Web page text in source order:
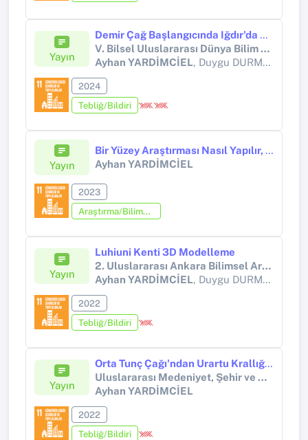
Yayın
Demir Çağ Başlangıcında Iğdır'da Yerleşim Modeli
V. Bilsel Uluslararası Dünya Bilim ve Araştırma Kongresi
Ayhan YARDİMCİEL, Duygu DURMUŞ
2024
Tebliğ/Bildiri
Yayın
Bir Yüzey Araştırması Nasıl Yapılır, Ağrı Iğdır Bölgesi Örneği
Ayhan YARDİMCİEL
2023
Araştırma/Bilimsel Kitap (Tez Hariç)
Yayın
Luhiuni Kenti 3D Modelleme
2. Uluslararası Ankara Bilimsel Araştırmalar ve İnovasyon Kongresi
Ayhan YARDİMCİEL, Duygu DURMUŞ
2022
Tebliğ/Bildiri
Yayın
Orta Tunç Çağı'ndan Urartu Krallığı'na Orta Aras Havzası'nda Şehir Tipolojisi Iğdır-Doğubayazıt
Uluslararası Medeniyet, Şehir ve Mimari Sempozyumu
Ayhan YARDİMCİEL
2022
Tebliğ/Bildiri